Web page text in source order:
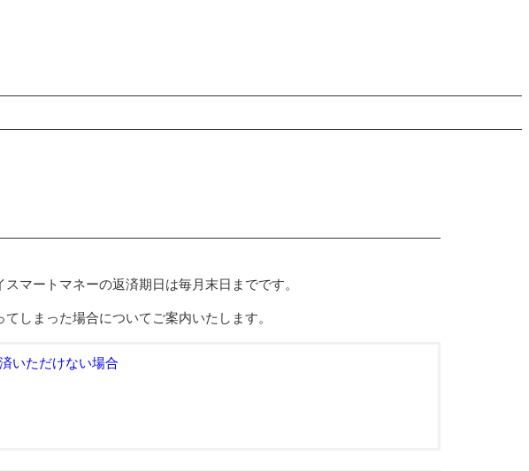
マートマネーの返済期日は毎月末日までです。
しまった場合についてご案内いたします。
いただけない場合